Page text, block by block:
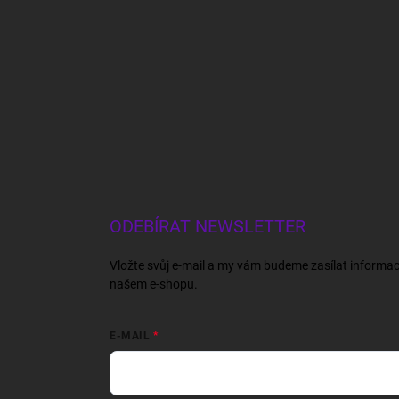
ODEBÍRAT NEWSLETTER
Vložte svůj e-mail a my vám budeme zasílat
našem e-shopu.
E-MAIL